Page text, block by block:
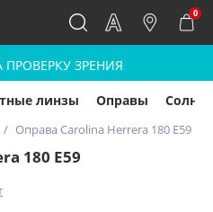
0
ПРОВЕРКУ ЗРЕНИЯ
линзы Оправы
Оправа Carolina Herrera 180 E59
180 E59